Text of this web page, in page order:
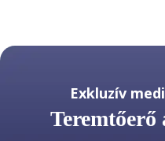
Exkluzív
Teremtőerő